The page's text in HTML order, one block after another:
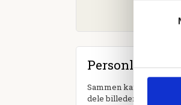
Personlig
Sammen kan vi mindes
dele billeder og video